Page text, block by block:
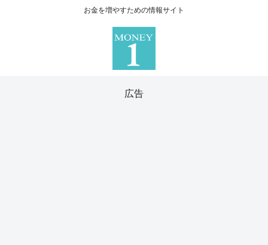
お金を増やすための情報サイト
広告